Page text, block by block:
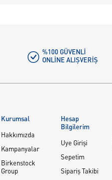
%100 GÜVENLI
ONLINE ALIŞVERIŞ
Kurumsal
Hakkımızda
Kampanyalar
Birkenstock
Group
Hesap
Bilgilerim
Üye Girişi
Sepetim
Sipariş Takibi